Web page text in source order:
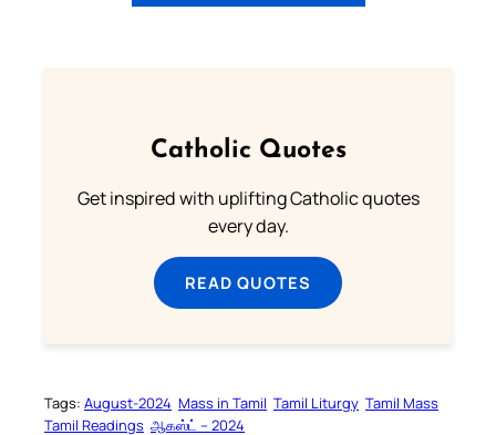
Catholic Quotes
Get inspired with uplifting Catholic quotes
every day.
READ QUOTES
Tags: August-2024 Mass in Tamil Tamil Liturgy Tamil Mass
Tamil Readings ஆகஸ்ட் – 2024